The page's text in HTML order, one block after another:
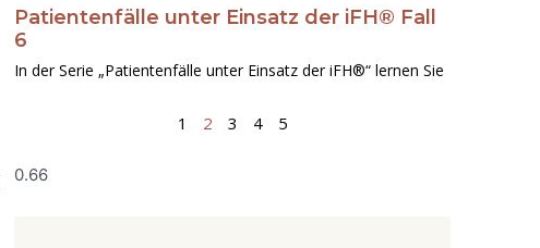
Patientenfälle unter Einsatz der iFH® Fall
6
In der Serie „Patientenfälle unter Einsatz der iFH®“ lernen Sie
1 2 3 4 5